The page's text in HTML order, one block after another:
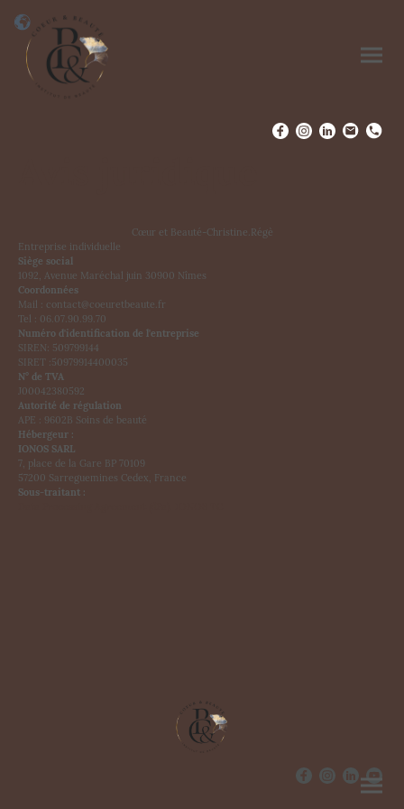
Cœur et Beauté-Christine.Régè
Entreprise individuelle
Siège social
1092, Avenue Maréchal juin 30900 Nîmes
Coordonnées
Mail : contact@coeuretbeaute.fr
Tel : 06.07.90.99.70
Numéro d'identification de l'entreprise
SIREN: 509799144
SIRET :50979914400035
N° de TVA
J00042380592
Autorité de régulation
APE : 9602B Soins de beauté
Hébergeur :
IONOS SARL
7, place de la Gare BP 70109
57200 Sarreguemines Cedex, France
Sous-traitant :